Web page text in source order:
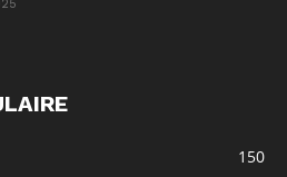
150